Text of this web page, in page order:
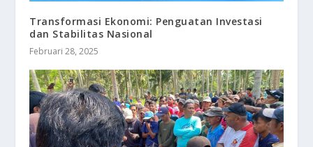
Transformasi Ekonomi: Penguatan Investasi
dan Stabilitas Nasional
Februari 28, 2025